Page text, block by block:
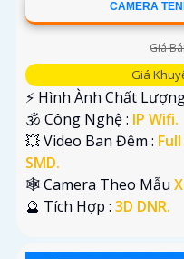
CAMERA
Giá
Giá
️⚡ Hình Ành Chất
🕉️ Công Nghệ : IP Wifi.
💥 Video Ban Đêm :
SMD.
🕸️ Camera Theo Mẫu
️🔮 Tích Hợp : 3D DNR.